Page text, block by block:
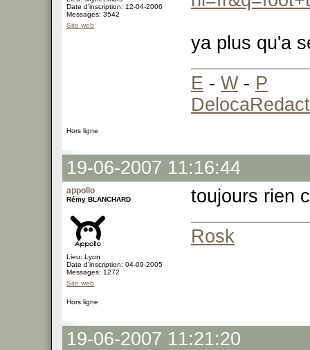
Date d'inscription: 12-04-2006
Messages: 3542
Site web
ya plus qu'a
E - W- P
Hors ligne
19-06-2007 11:16:44
appollo
Rémy BLANCHARD
Lieu: Lyon
Date d'inscription: 04-09-2005
Messages: 1272
Site web
toujours rien
Rosk
Hors ligne
19-06-2007 11:21:20